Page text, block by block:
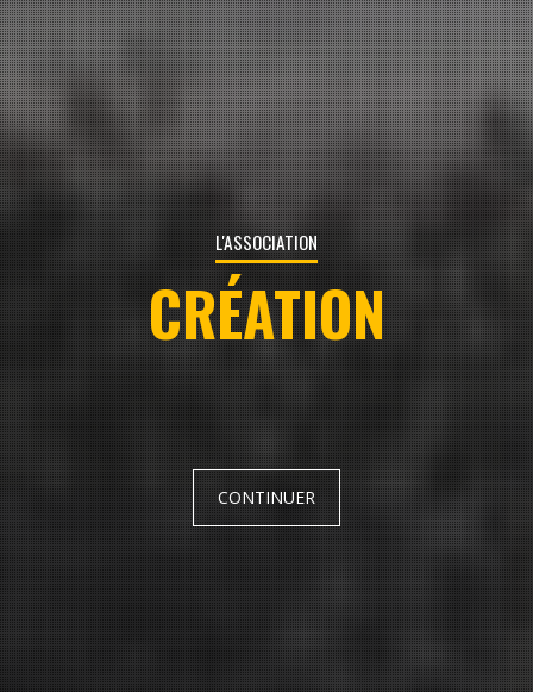
L'ASSOCIATION
ADHÉSION
CONTINUER